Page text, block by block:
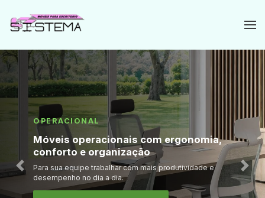
OPERACIONAL
Móveis operacionais com ergonomia,
conforto e organização
Para sua equipe trabalhar com mais produtividade e
desempenho no dia a dia.
DIRETORIA
Ambientes de diretoria sofisticados e
funcionais
Desde 1993 criando móveis pensados para valorizar sua
empresa.
Anterior